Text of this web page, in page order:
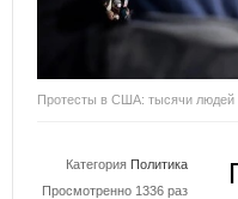
Протесты в США: тысячи
Категория Политика
Просмотренно 1336 раз